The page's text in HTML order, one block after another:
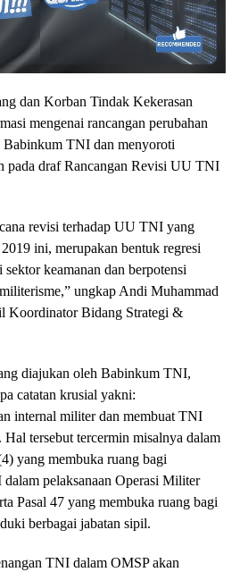
dan Korban Tindak Kekerasan
mengenai rancangan perubahan
Babinkum TNI dan menyoroti
pada draf Rancangan Revisi UU TNI
revisi terhadap UU TNI yang
ini, merupakan bentuk regresi
sektor keamanan dan berpotensi
ungkap Andi Muhammad
Koordinator Bidang Strategi &
diajukan oleh Babinkum TNI,
catatan krusial yakni:
internal militer dan membuat TNI
tersebut tercermin misalnya dalam
yang membuka ruang bagi
pelaksanaan Operasi Militer
Pasal 47 yang membuka ruang bagi
berbagai jabatan sipil.
TNI dalam OMSP akan